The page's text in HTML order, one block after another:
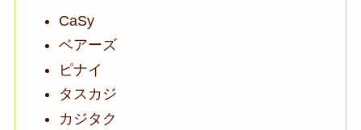
CaSy
ベアーズ
ピナイ
タスカジ
カジタク